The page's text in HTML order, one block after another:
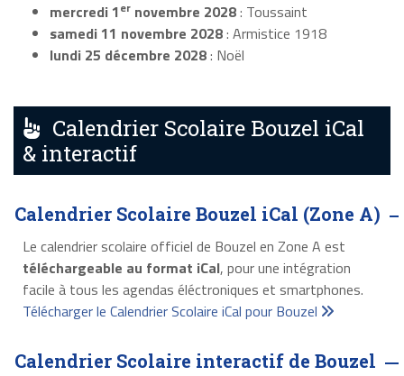
mercredi 1er novembre 2028: Toussaint
samedi 11 novembre 2028: Armistice 1918
lundi 25 décembre 2028: Noël
Calendrier Scolaire Bouzel iCal
& interactif
Calendrier Scolaire Bouzel iCal (Zone A)
Le calendrier scolaire officiel de Bouzel en Zone A est
téléchargeable au format iCal, pour une intégration
facile à tous les agendas éléctroniques et smartphones.
Télécharger le Calendrier Scolaire iCal pour Bouzel
Calendrier Scolaire interactif de Bouzel